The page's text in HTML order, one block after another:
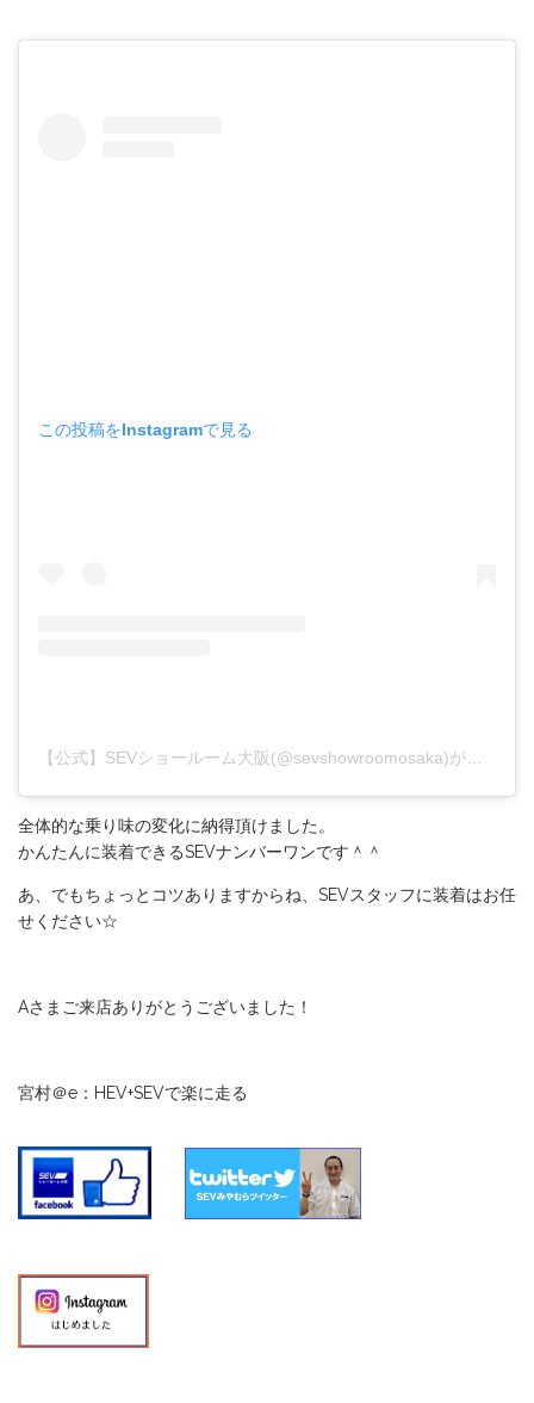
この投稿をInstagramで見る
全体的な乗り味の変化に納得頂けました。
かんたんに装着できるSEVナンバーワンです＾＾
あ、でもちょっとコツありますからね、SEVスタッフに装着はお任
せください☆
Aさまご来店ありがとうございました！
宮村＠e：HEV+SEVで楽に走る